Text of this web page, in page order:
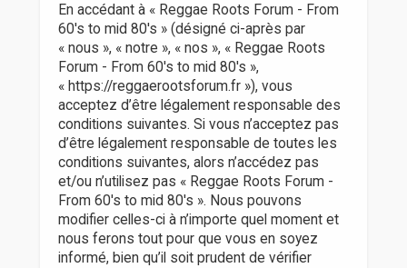
En accédant à « Reggae Roots Forum - From
60's to mid 80's » (désigné ci-après par
« nous », « notre », « nos », « Reggae Roots
Forum - From 60's to mid 80's »,
« https://reggaerootsforum.fr »), vous
acceptez d’être légalement responsable des
conditions suivantes. Si vous n’acceptez pas
d’être légalement responsable de toutes les
conditions suivantes, alors n’accédez pas
et/ou n’utilisez pas « Reggae Roots Forum -
From 60's to mid 80's ». Nous pouvons
modifier celles-ci à n’importe quel moment et
nous ferons tout pour que vous en soyez
informé, bien qu’il soit prudent de vérifier